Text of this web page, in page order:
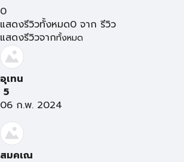
0
แสดงรีวิวทั้งหมด0 จาก รีวิว
แสดงรีวิวจากทั้งหมด
อุเทน
5
06 ก.พ. 2024
สมคเณ